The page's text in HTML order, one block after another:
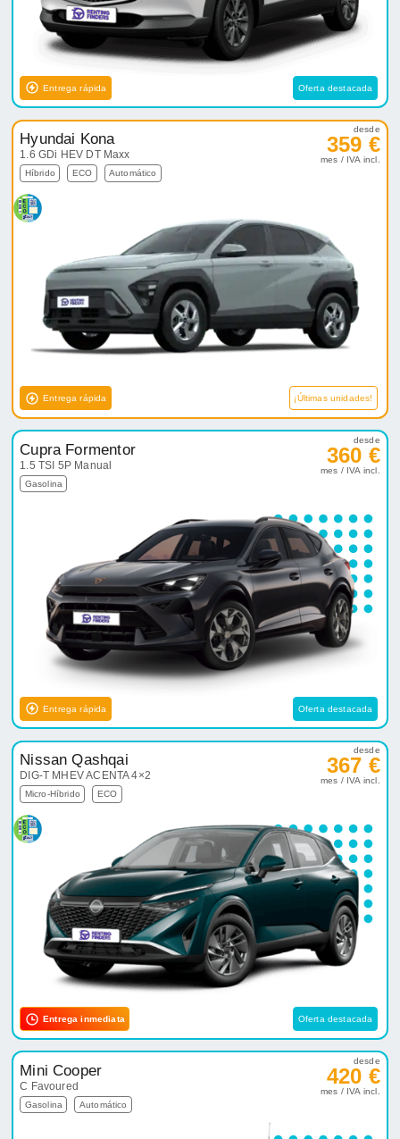
Entrega rápida Oferta destacada
Hyundai Kona
1.6 GDi HEV DT Maxx
Híbrido ECO Automático
desde
359 €
mes / IVA incl.
Entrega rápida ¡Últimas unidades!
Cupra Formentor
1.5 TSI 5P Manual
Gasolina
desde
360 €
mes / IVA incl.
Entrega rápida Oferta destacada
Nissan Qashqai
DIG-T MHEV ACENTA 4×2
Micro-Híbrido ECO
desde
367 €
mes / IVA incl.
Entrega inmediata Oferta destacada
Mini Cooper
C Favoured
Gasolina Automático
desde
420 €
mes / IVA incl.